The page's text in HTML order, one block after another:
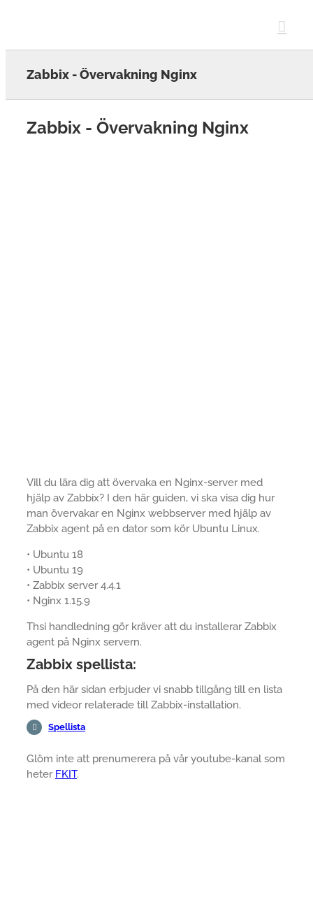
Zabbix - Övervakning Nginx
Zabbix - Övervakning Nginx
Vill du lära dig att övervaka en Nginx-server med
hjälp av Zabbix? I den här guiden, vi ska visa dig hur
man övervakar en Nginx webbserver med hjälp av
Zabbix agent på en dator som kör Ubuntu Linux.
• Ubuntu 18
• Ubuntu 19
• Zabbix server 4.4.1
• Nginx 1.15.9
Thsi handledning gör kräver att du installerar Zabbix
agent på Nginx servern.
Zabbix spellista:
På den här sidan erbjuder vi snabb tillgång till en lista
med videor relaterade till Zabbix-installation.
Spellista
Glöm inte att prenumerera på vår youtube-kanal som
heter FKIT.